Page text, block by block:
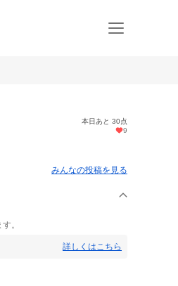
本日あと 30点
9
みんなの投稿を見る
。
詳しくはこちら